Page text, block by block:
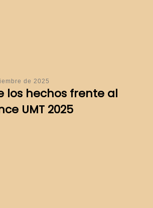
de 2025
los hechos frente al
UMT 2025